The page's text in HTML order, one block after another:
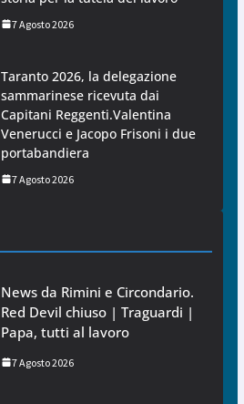
7 Agosto 2026
Taranto 2026, la delegazione
sammarinese ricevuta dai
Capitani Reggenti.Valentina
Venerucci e Jacopo Frisoni i due
portabandiera
7 Agosto 2026
News da Rimini e Circondario.
Red Devil chiuso | Traguardi |
Papa, tutti al lavoro
7 Agosto 2026